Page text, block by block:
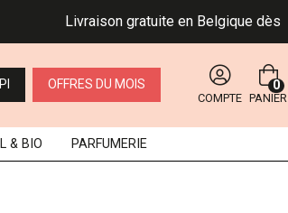
Livraison gratuite en Belgique dès
OFFRES DU MOIS
COMPTE PANIER
0
& BIO PARFUMERIE